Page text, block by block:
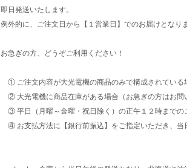
即日発送いたします。
例外的に、ご注文日から【１営業日】でのお届けとなりま
お急ぎの方、どうぞご利用ください！
① ご注文内容が大光電機の商品のみで構成されている
② 大光電機に商品在庫がある場合（お急ぎの方はお問
③ 平日（月曜～金曜・祝日除く）の正午１２時までの
④ お支払方法に【銀行前振込】をご指定いただき、当